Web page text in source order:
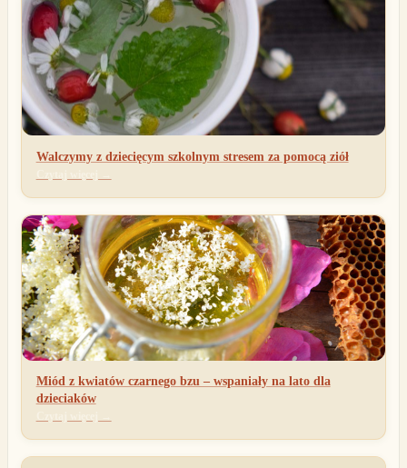
Walczymy z dziecięcym szkolnym stresem za pomocą ziół
Miód z kwiatów czarnego bzu – wspaniały na lato dla
dzieciaków